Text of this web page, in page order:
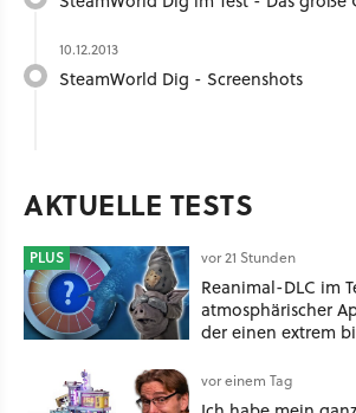
10.12.2013
SteamWorld Dig - Screenshots
AKTUELLE TESTS
PLUS vor 21 Stunden
Reanimal-DLC im
atmosphärischer
der einen extrem
vor einem Tag